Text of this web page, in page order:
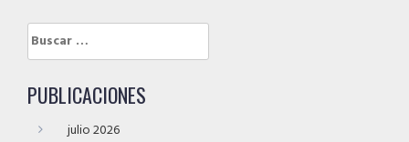
Buscar:
PUBLICACIONES
julio 2026